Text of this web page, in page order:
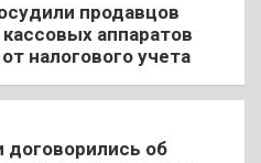
продавцов
аппаратов
налогового учета
договорились об